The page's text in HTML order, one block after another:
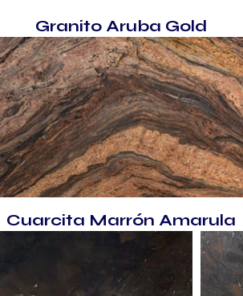
Granito Aruba Gold
Cuarcita Marrón Amarula